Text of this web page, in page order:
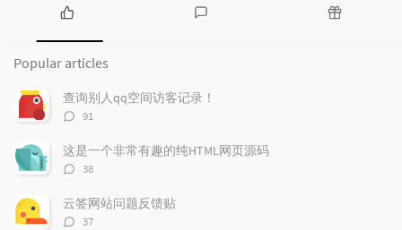
P
p
u
l
a
r
a
r
t
i
e
c
Popular articles
查询别人qq空间访客记录！
评
数：
91
这是一个非常有趣的纯HTML网页源码
评
数：
38
云签网站问题反馈贴
评
37